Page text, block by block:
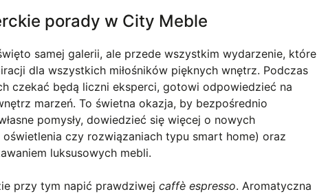
porady w City Meble
samej galerii, ale przede wszystkim wydarzenie, które
dla wszystkich miłośników pięknych wnętrz. Podczas
czekać będą liczni eksperci, gotowi odpowiedzieć na
marzeń. To świetna okazja, by bezpośrednio
pomysły, dowiedzieć się więcej o nowych
czy rozwiązaniach typu smart home) oraz
luksusowych mebli.
przy tym napić prawdziwejcaffè espresso. Aromatyczna